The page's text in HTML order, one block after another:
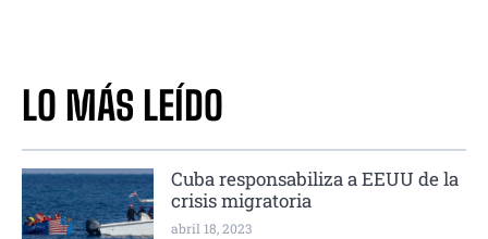
LO MÁS LEÍDO
Cuba responsabiliza a EEUU de la
crisis migratoria
abril 18, 2023